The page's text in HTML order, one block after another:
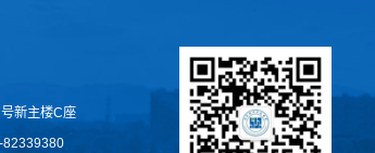
新主楼C座
82339380